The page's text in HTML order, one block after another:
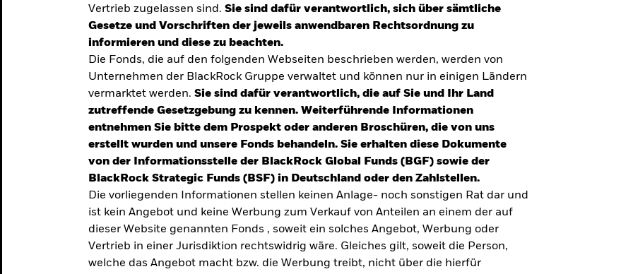
Vertrieb zugelassen sind. Sie sind dafür verantwortlich, sich über sämtliche
Gesetze und Vorschriften der jeweils anwendbaren Rechtsordnung zu
informieren und diese zu beachten.
Die Fonds, die auf den folgenden Webseiten beschrieben werden, werden von
Unternehmen der BlackRock Gruppe verwaltet und können nur in einigen Ländern
vermarktet werden. Sie sind dafür verantwortlich, die auf Sie und Ihr Land
zutreffende Gesetzgebung zu kennen. Weiterführende Informationen
entnehmen Sie bitte dem Prospekt oder anderen Broschüren, die von uns
erstellt wurden und unsere Fonds behandeln. Sie erhalten diese Dokumente
von der Informationsstelle der BlackRock Global Funds (BGF) sowie der
BlackRock Strategic Funds (BSF) in Deutschland oder den Zahlstellen.
Die vorliegenden Informationen stellen keinen Anlage- noch sonstigen Rat dar und
ist kein Angebot und keine Werbung zum Verkauf von Anteilen an einem der auf
dieser Website genannten Fonds , soweit ein solches Angebot, Werbung oder
Vertrieb in einer Jurisdiktion rechtswidrig wäre. Gleiches gilt, soweit die Person,
welche das Angebot macht bzw. die Werbung treibt, nicht über die hierfür